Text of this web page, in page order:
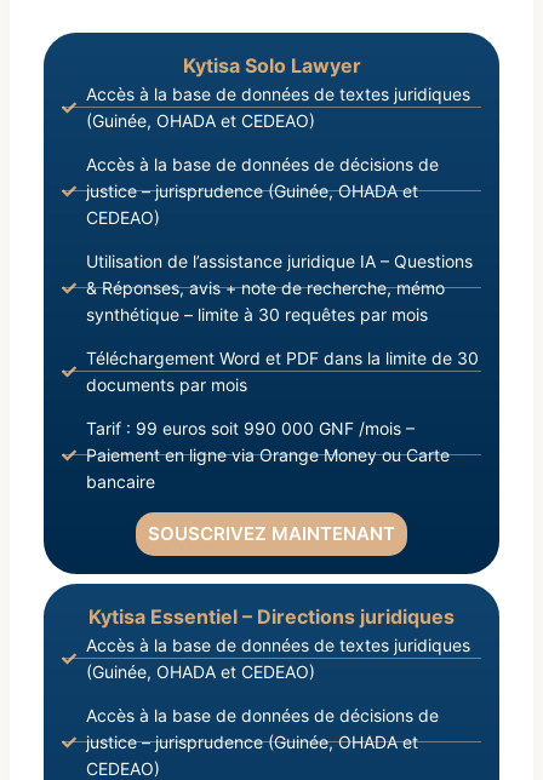
Kytisa Solo Lawyer
Accès à la base de données de textes juridiques
(Guinée, OHADA et CEDEAO)
Accès à la base de données de décisions de
justice – jurisprudence (Guinée, OHADA et
CEDEAO)
Utilisation de l’assistance juridique IA – Questions
& Réponses, avis + note de recherche, mémo
synthétique – limite à 30 requêtes par mois
Téléchargement Word et PDF dans la limite de 30
documents par mois
Tarif : 99 euros soit 990 000 GNF /mois –
Paiement en ligne via Orange Money ou Carte
bancaire
SOUSCRIVEZ MAINTENANT
Kytisa Essentiel – Directions juridiques
Accès à la base de données de textes juridiques
(Guinée, OHADA et CEDEAO)
Accès à la base de données de décisions de
justice – jurisprudence (Guinée, OHADA et
CEDEAO)